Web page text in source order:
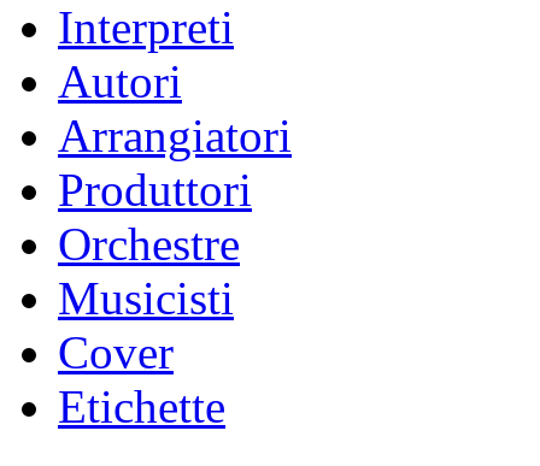
Interpreti
Autori
Arrangiatori
Produttori
Orchestre
Musicisti
Cover
Etichette